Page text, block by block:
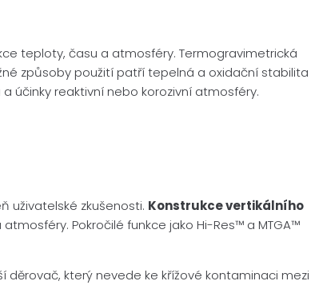
teploty, času a atmosféry. Termogravimetrická
způsoby použití patří tepelná a oxidační stabilita
účinky reaktivní nebo korozivní atmosféry.
uživatelské zkušenosti. Konstrukce vertikálního
Pokročilé funkce jako Hi-Res™ a MTGA™
děrovač, který nevede ke křížové kontaminaci mezi